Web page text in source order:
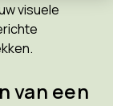
visuele
van een